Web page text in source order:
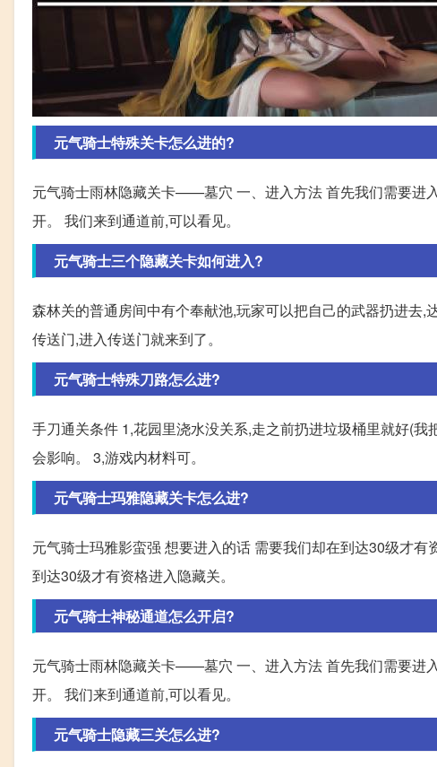
元气骑士特殊关卡怎么进的?
元气骑士雨林隐藏关卡——墓穴 一、进入方法 首先我们需要进
开。 我们来到通道前,可以看见。
元气骑士三个隐藏关卡如何进入?
森林关的普通房间中有个奉献池,玩家可以把自己的武器扔进去
传送门,进入传送门就来到了。
元气骑士特殊刀路怎么进?
手刀通关条件 1,花园里浇水没关系,走之前扔进垃圾桶里就好(
会影响。 3,游戏内材料可。
元气骑士玛雅隐藏关卡怎么进?
元气骑士玛雅影蛮强 想要进入的话 需要我们却在到达30级才
到达30级才有资格进入隐藏关。
元气骑士神秘通道怎么开启?
元气骑士雨林隐藏关卡——墓穴 一、进入方法 首先我们需要进
开。 我们来到通道前,可以看见。
元气骑士隐藏三关怎么进?